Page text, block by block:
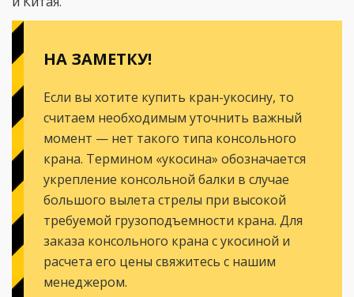
НА ЗАМЕТКУ!
Если вы хотите купить кран-укосину, то
считаем необходимым уточнить важный
момент — нет такого типа консольного
крана. Термином «укосина» обозначается
укрепление консольной балки в случае
большого вылета стрелы при высокой
требуемой грузоподъемности крана. Для
заказа консольного крана с укосиной и
расчета его цены свяжитесь с нашим
менеджером.